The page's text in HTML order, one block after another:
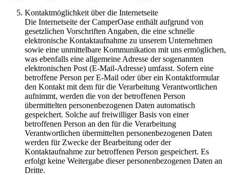
Kontaktmöglichkeit über die Internetseite
Die Internetseite der CamperOase enthält aufgrund von
gesetzlichen Vorschriften Angaben, die eine schnelle
elektronische Kontaktaufnahme zu unserem Unternehmen
sowie eine unmittelbare Kommunikation mit uns ermöglichen,
was ebenfalls eine allgemeine Adresse der sogenannten
elektronischen Post (E-Mail-Adresse) umfasst. Sofern eine
betroffene Person per E-Mail oder über ein Kontaktformular
den Kontakt mit dem für die Verarbeitung Verantwortlichen
aufnimmt, werden die von der betroffenen Person
übermittelten personenbezogenen Daten automatisch
gespeichert. Solche auf freiwilliger Basis von einer
betroffenen Person an den für die Verarbeitung
Verantwortlichen übermittelten personenbezogenen Daten
werden für Zwecke der Bearbeitung oder der
Kontaktaufnahme zur betroffenen Person gespeichert. Es
erfolgt keine Weitergabe dieser personenbezogenen Daten an
Dritte.